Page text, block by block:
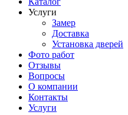
Услуги
Замер
Доставка
Установка дверей
Фото работ
Отзывы
Вопросы
О компании
Контакты
Услуги